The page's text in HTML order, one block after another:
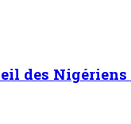
des Nigériens